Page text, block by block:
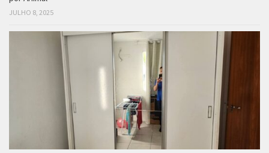
JULHO 8, 2025